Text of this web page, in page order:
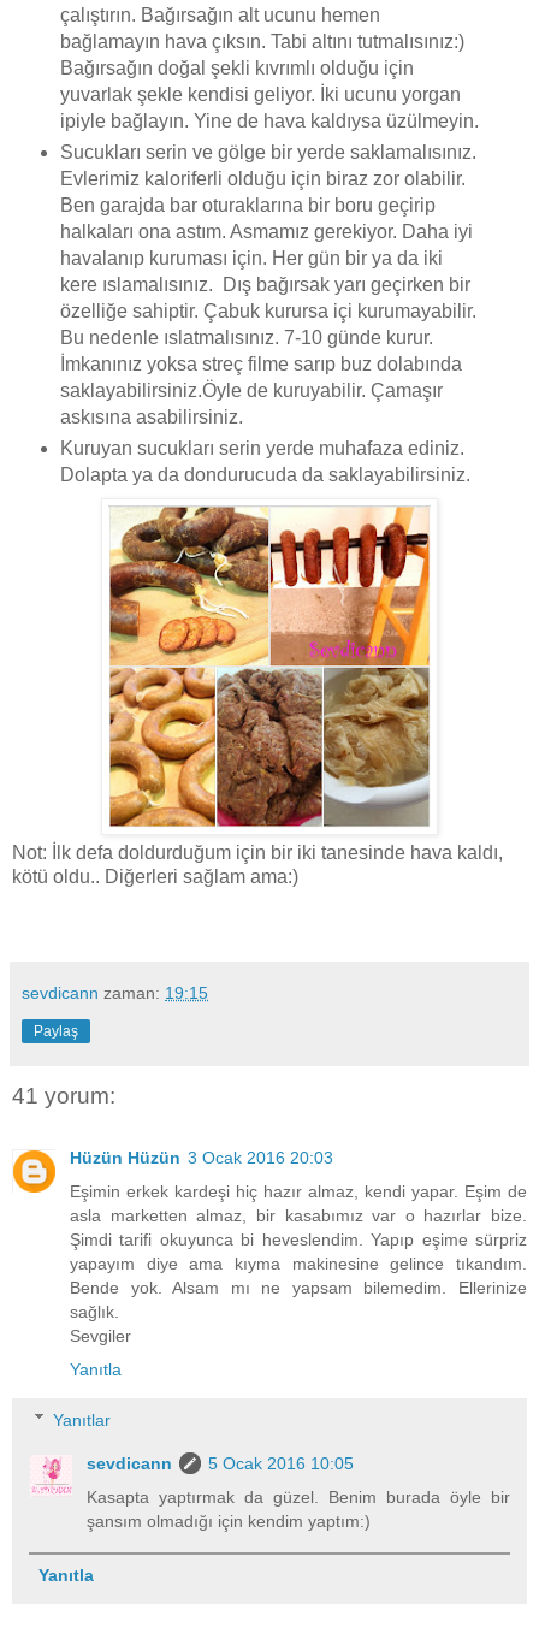
çalıştırın. Bağırsağın alt ucunu hemen
bağlamayın hava çıksın. Tabi altını tutmalısınız:)
Bağırsağın doğal şekli kıvrımlı olduğu için
yuvarlak şekle kendisi geliyor. İki ucunu yorgan
ipiyle bağlayın. Yine de hava kaldıysa üzülmeyin.
Sucukları serin ve gölge bir yerde saklamalısınız.
Evlerimiz kaloriferli olduğu için biraz zor olabilir.
Ben garajda bar oturaklarına bir boru geçirip
halkaları ona astım. Asmamız gerekiyor. Daha iyi
havalanıp kuruması için. Her gün bir ya da iki
kere ıslamalısınız. Dış bağırsak yarı geçirken bir
özelliğe sahiptir. Çabuk kurursa içi kurumayabilir.
Bu nedenle ıslatmalısınız. 7-10 günde kurur.
İmkanınız yoksa streç filme sarıp buz dolabında
saklayabilirsiniz.Öyle de kuruyabilir. Çamaşır
askısına asabilirsiniz.
Kuruyan sucukları serin yerde muhafaza ediniz.
Dolapta ya da dondurucuda da saklayabilirsiniz.
Not: İlk defa doldurduğum için bir iki tanesinde hava kaldı,
kötü oldu.. Diğerleri sağlam ama:)
sevdicann zaman: 19:15
Paylaş
41 yorum:
Hüzün Hüzün 3 Ocak 2016 20:03
Eşimin erkek kardeşi hiç hazır almaz, kendi yapar. Eşim de
asla marketten almaz, bir kasabımız var o hazırlar bize.
Şimdi tarifi okuyunca bi heveslendim. Yapıp eşime sürpriz
yapayım diye ama kıyma makinesine gelince tıkandım.
Bende yok. Alsam mı ne yapsam bilemedim. Ellerinize
sağlık.
Sevgiler
Yanıtla
Yanıtlar
sevdicann
5 Ocak 2016 10:05
Kasapta yaptırmak da güzel. Benim burada öyle bir
şansım olmadığı için kendim yaptım:)
Yanıtla